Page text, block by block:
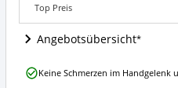
ist
Parallettes
erhältlich?
Top Preis
Angebotsübersicht
PULLUP
Keine Schmerzen im Handgelenk